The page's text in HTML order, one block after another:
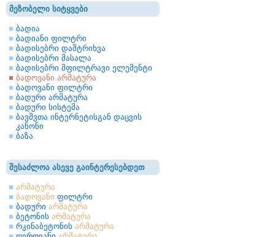
მეზობელი სიტყვები
ბადია
ბადიანი ფილტრი
ბადისებრი დაშტრიხვა
ბადისებრი მასალა
ბადისებრი მფილტრავი ელემენტი
ბადოვანი არმატურა
ბადოვანი ფილტრი
ბადური არმატურა
ბადური სისტემა
ბავშვთა ინტერნეტისგან დაცვის
კანონი
ბაზა
შესაძლოა ასევე გაინტერესებდეთ
არმატურა
ბადოვანი ფილტრი
ბადური არმატურა
ბეტონის არმატურა
რკინაბეტონის არმატურა